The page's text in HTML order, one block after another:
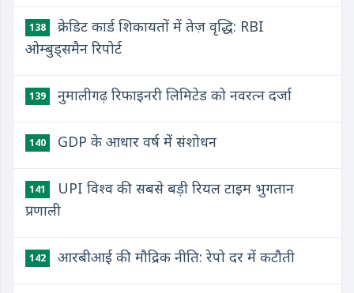
138
क्रेडिट कार्ड शिकायतों में तेज़ वृद्धि: RBI
ओम्बुड्समैन रिपोर्ट
139 नुमालीगढ़ रिफाइनरी लिमिटेड को नवरत्न दर्जा
140 GDP के आधार वर्ष में संशोधन
141
UPI विश्व की सबसे बड़ी रियल टाइम भुगतान
प्रणाली
142 आरबीआई की मौद्रिक नीति: रेपो दर में कटौती